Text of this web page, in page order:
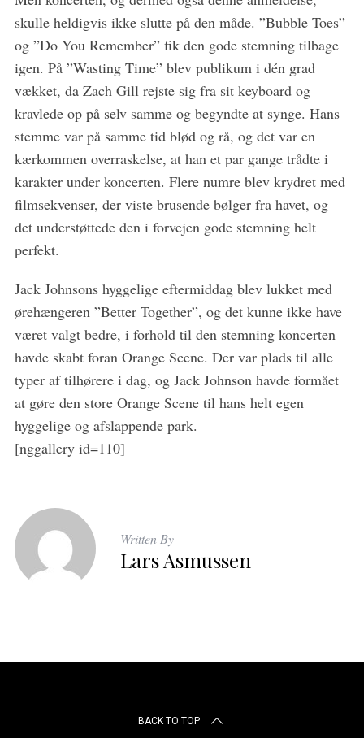
skulle heldigvis ikke slutte på den måde. ”Bubble Toes”
og ”Do You Remember” fik den gode stemning tilbage
igen. På ”Wasting Time” blev publikum i dén grad
vækket, da Zach Gill rejste sig fra sit keyboard og
kravlede op på selv samme og begyndte at synge. Hans
stemme var på samme tid blød og rå, og det var en
kærkommen overraskelse, at han et par gange trådte i
karakter under koncerten. Flere numre blev krydret med
filmsekvenser, der viste brusende bølger fra havet, og
det understøttede den i forvejen gode stemning helt
perfekt.
Jack Johnsons hyggelige eftermiddag blev lukket med
ørehængeren ”Better Together”, og det kunne ikke have
været valgt bedre, i forhold til den stemning koncerten
havde skabt foran Orange Scene. Der var plads til alle
typer af tilhørere i dag, og Jack Johnson havde formået
at gøre den store Orange Scene til hans helt egen
hyggelige og afslappende park.
[nggallery id=110]
Written By
Lars Asmussen
BACK TO TOP